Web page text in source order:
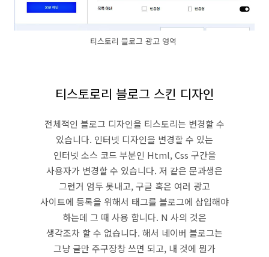
티스토리 블로그 광고 영역
티스토로리 블로그 스킨 디자인
전체적인 블로그 디자인을 티스토리는 변경할 수
있습니다. 인터넷 디자인을 변경할 수 있는
인터넷 소스 코드 부분인 Html, Css 구간을
사용자가 변경할 수 있습니다. 저 같은 문과생은
그런거 엄두 못내고, 구글 혹은 여러 광고
사이트에 등록을 위해서 태그를 블로그에 삽입해야
하는데 그 때 사용 합니다. N 사의 것은
생각조차 할 수 없습니다. 해서 네이버 블로그는
그냥 글만 주구장창 쓰면 되고, 내 것에 뭔가